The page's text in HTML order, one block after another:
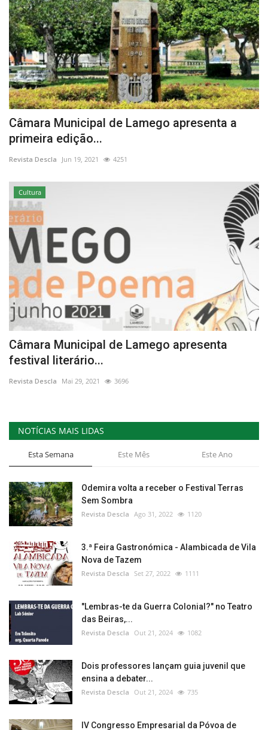
Ficha técnica
Cultura
Lazer
Ambiente
Câmara Municipal de Lamego apresenta a
primeira edição...
Revista Descla Jun 19, 2021 4251
Cultura
Câmara Municipal de Lamego apresenta
festival literário...
Revista Descla Mai 29, 2021 3696
NOTÍCIAS MAIS LIDAS
Esta Semana Este Mês Este Ano
Odemira volta a receber o Festival Terras
Sem Sombra
Revista Descla Ago 31, 2022 1120
3.ª Feira Gastronómica - Alambicada de Vila
Nova de Tazem
Revista Descla Set 27, 2022 1111
"Lembras-te da Guerra Colonial?" no Teatro
das Beiras,...
Revista Descla Out 21, 2024 1082
Dois professores lançam guia juvenil que
ensina a debater...
Revista Descla Out 21, 2024 735
IV Congresso Empresarial da Póvoa de